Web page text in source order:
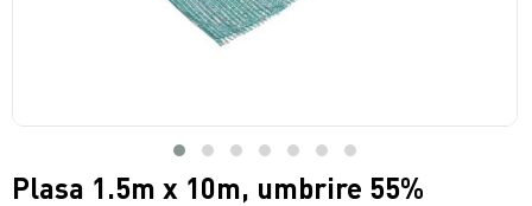
Plasa 1.5m x 10m, umbrire 55%